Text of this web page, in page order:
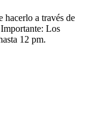
hacerlo a través de
Los
12 pm.